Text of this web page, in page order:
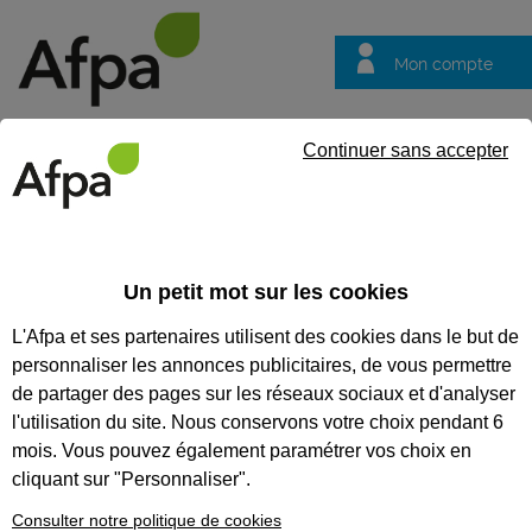
Mon compte
questions
Connaître l'Afpa - coopération
internationale
Coopération
internationale :
enjeux et
perspectives 2025-
Un petit mot sur les cookies
L'Afpa et ses partenaires utilisent des cookies dans le but de
personnaliser les annonces publicitaires, de vous permettre
de partager des pages sur les réseaux sociaux et d'analyser
l'utilisation du site. Nous conservons votre choix pendant 6
mois. Vous pouvez également paramétrer vos choix en
cliquant sur "Personnaliser".
Consulter notre politique de cookies
Continuer sans accepter